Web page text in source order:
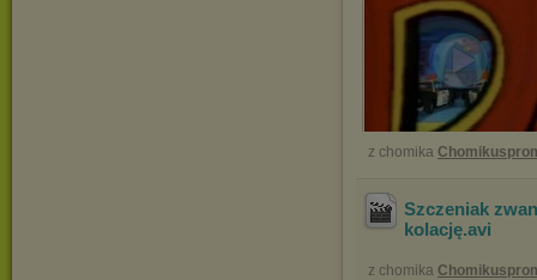
z chomika
Szczeniak
kolację.avi
z chomika